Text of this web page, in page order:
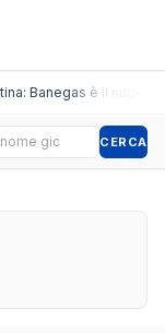
Banegas è il nuovo
CERCA